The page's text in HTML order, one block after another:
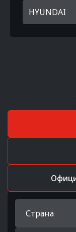
HYUNDAI
Страна